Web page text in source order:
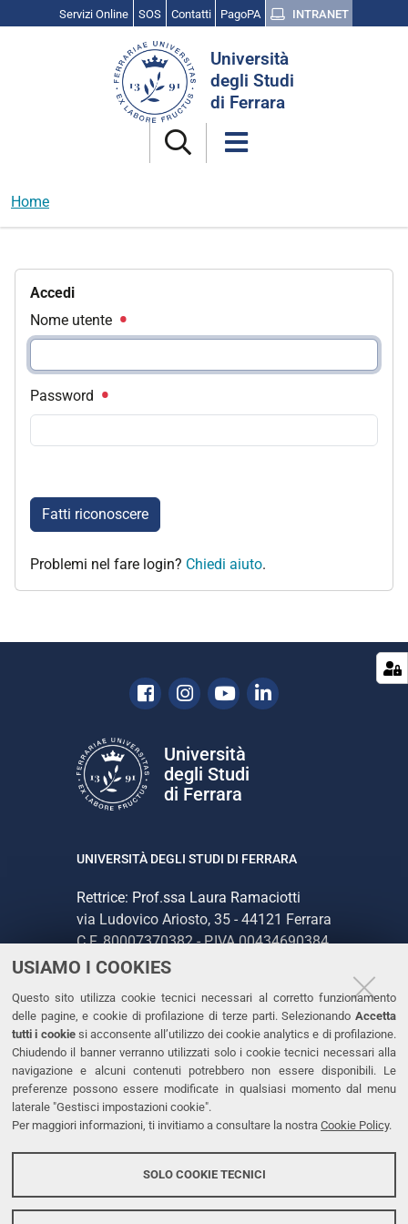
USIAMO I COOKIES
Questo sito utilizza cookie tecnici necessari al corretto funzionamento
delle pagine, e cookie di profilazione di terze parti. Selezionando Accetta
tutti i cookiesi acconsente all’utilizzo dei cookie analytics e di profilazione.
Chiudendo il banner verranno utilizzati solo i cookie tecnici necessari alla
navigazione e alcuni contenuti potrebbero non essere disponibili. Le
preferenze possono essere modificate in qualsiasi momento dal menu
laterale "Gestisci impostazioni cookie".
Per maggiori informazioni, ti invitiamo a consultare la nostra Cookie Policy.
SOLO COOKIE TECNICI
Servizi Online SOS Contatti PagoPA INTRANET
Università
degli Studi
di Ferrara
Home
Accedi
Nome utente
Password
Fatti riconoscere
Problemi nel fare login? Chiedi aiuto.
Facebook
Instagram
YoutubeLinkedin
Università
degli Studi
di Ferrara
UNIVERSITÀ DEGLI STUDI DI FERRARA
Rettrice: Prof.ssa Laura Ramaciotti
via Ludovico Ariosto, 35 - 44121 Ferrara
C.F. 80007370382 - P.IVA 00434690384
CONTATTI
Tel. +39 0532 293111
Fax. +39 0532 293031
PEC
LINKS
Accessibilità
Protezione dati personali